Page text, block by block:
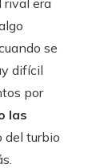
se
difícil
por
las
del turbio